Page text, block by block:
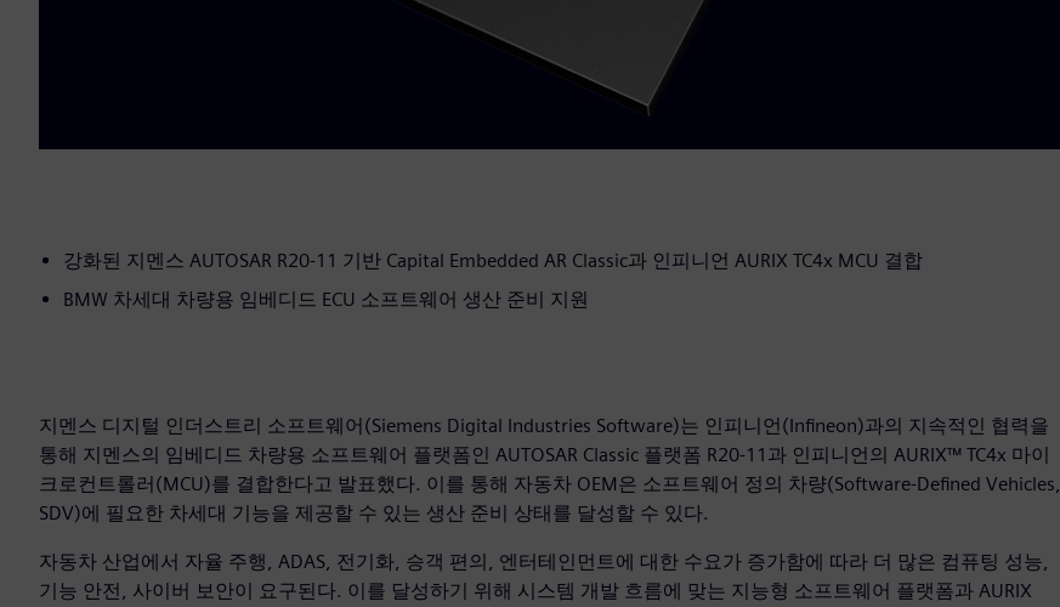
강화된 지멘스 AUTOSAR R20-11 기반 Capital Embedded AR Classic과 인피니언 AURIX TC4x MCU 결합
BMW 차세대 차량용 임베디드 ECU 소프트웨어 생산 준비 지원
지멘스 디지털 인더스트리 소프트웨어(Siemens Digital Industries Software)는 인피니언(Infineon)과의 지속적인 협력을
통해 지멘스의 임베디드 차량용 소프트웨어 플랫폼인 AUTOSAR Classic 플랫폼 R20-11과 인피니언의 AURIX™ TC4x 마이
크로컨트롤러(MCU)를 결합한다고 발표했다. 이를 통해 자동차 OEM은 소프트웨어 정의 차량(Software-Defined Vehicles,
SDV)에 필요한 차세대 기능을 제공할 수 있는 생산 준비 상태를 달성할 수 있다.
자동차 산업에서 자율 주행, ADAS, 전기화, 승객 편의, 엔터테인먼트에 대한 수요가 증가함에 따라 더 많은 컴퓨팅 성능,
기능 안전, 사이버 보안이 요구된다. 이를 달성하기 위해 시스템 개발 흐름에 맞는 지능형 소프트웨어 플랫폼과 AURIX